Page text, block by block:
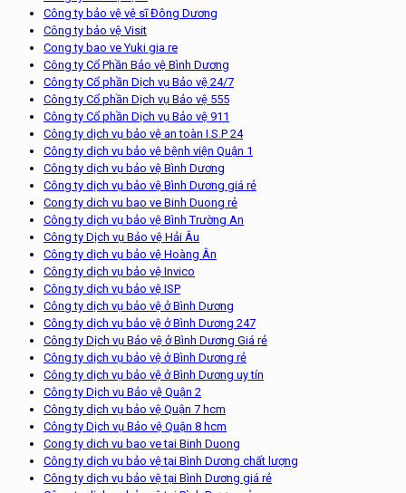
Công ty bảo vệ vệ sĩ Đông Dương
Công ty bảo vệ Visit
Cong ty bao ve Yuki gia re
Công ty Cổ Phần Bảo vệ Bình Dương
Công ty Cổ phần Dịch vụ Bảo vệ 24/7
Công ty Cổ phần Dịch vụ Bảo vệ 555
Công ty Cổ phần Dịch vụ Bảo vệ 911
Công ty dịch vụ bảo vệ an toàn I.S.P 24
Công ty dịch vụ bảo vệ bệnh viện Quận 1
Công ty dịch vụ bảo vệ Bình Dương
Công ty dịch vụ bảo vệ Bình Dương giá rẻ
Cong ty dich vu bao ve Binh Duong rẻ
Công ty dịch vụ bảo vệ Bình Trường An
Công ty Dịch vụ Bảo vệ Hải Âu
Công ty dịch vụ bảo vệ Hoàng Ân
Công ty dịch vụ bảo vệ Invico
Công ty dịch vụ bảo vệ ISP
Công ty dịch vụ bảo vệ ở Bình Dương
Công ty dịch vụ bảo vệ ở Bình Dương 247
Công ty Dịch vụ Bảo vệ ở Bình Dương Giá rẻ
Công ty dịch vụ bảo vệ ở Bình Dương rẻ
Công ty dịch vụ bảo vệ ở Bình Dương uy tín
Công ty Dịch vụ Bảo vệ Quận 2
Công ty dịch vụ bảo vệ Quận 7 hcm
Công ty Dịch vụ Bảo vệ Quận 8 hcm
Cong ty dich vu bao ve tai Binh Duong
Công ty dịch vụ bảo vệ tại Bình Dương chất lượng
Công ty dịch vụ bảo vệ tại Bình Dương giá rẻ